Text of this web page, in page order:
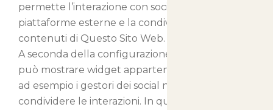
permette l’interazione con social network e
piattaforme esterne e la condivisione dei
contenuti di Questo Sito Web.
A seconda della configurazione, questo servizio
può mostrare widget appartenenti a terze parti,
ad esempio i gestori dei social network su cui
condividere le interazioni. In questo caso, anche